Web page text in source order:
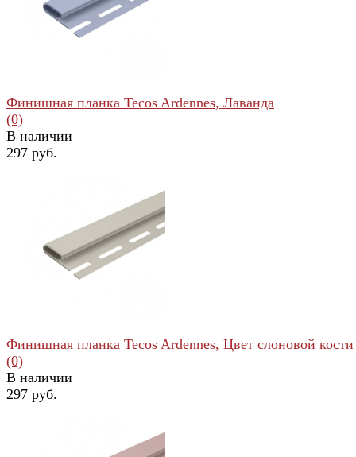
избранное сравнить
избранное сравнить
Финишная планка Tecos Ardennes, Лаванда
(0)
В наличии
297 руб.
Финишная планка Tecos Ardennes, Цвет слоновой кости
(0)
В наличии
297 руб.